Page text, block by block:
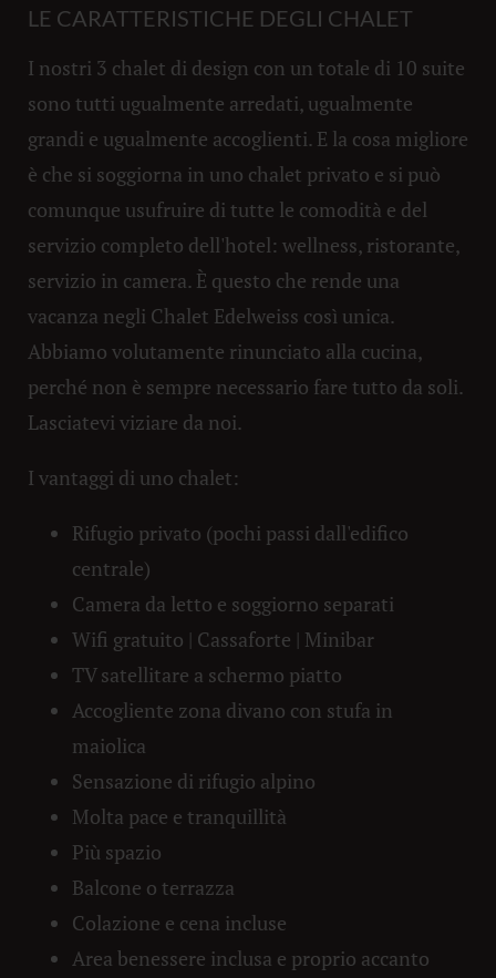
LE CARATTERISTICHE DEGLI CHALET
I nostri 3 chalet di design con un totale di 10 suite
sono tutti ugualmente arredati, ugualmente
grandi e ugualmente accoglienti. E la cosa migliore
è che si soggiorna in uno chalet privato e si può
comunque usufruire di tutte le comodità e del
servizio completo dell'hotel: wellness, ristorante,
servizio in camera. È questo che rende una
vacanza negli Chalet Edelweiss così unica.
Abbiamo volutamente rinunciato alla cucina,
perché non è sempre necessario fare tutto da soli.
Lasciatevi viziare da noi.
I vantaggi di uno chalet:
Rifugio privato (pochi passi dall'edifico
centrale)
Camera da letto e soggiorno separati
Wifi gratuito | Cassaforte | Minibar
TV satellitare a schermo piatto
Accogliente zona divano con stufa in
maiolica
Sensazione di rifugio alpino
Molta pace e tranquillità
Più spazio
Balcone o terrazza
Colazione e cena incluse
Area benessere inclusa e proprio accanto